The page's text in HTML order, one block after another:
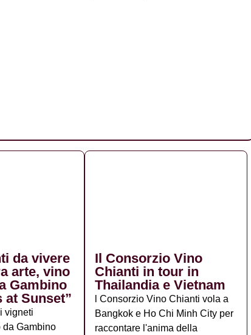
da vivere
arte, vino
Gambino
at Sunset”
vigneti
da Gambino
Il Consorzio Vino
Chianti in tour in
Thailandia e Vietnam
l Consorzio Vino Chianti vola a
Bangkok e Ho Chi Minh City per
raccontare l'anima della